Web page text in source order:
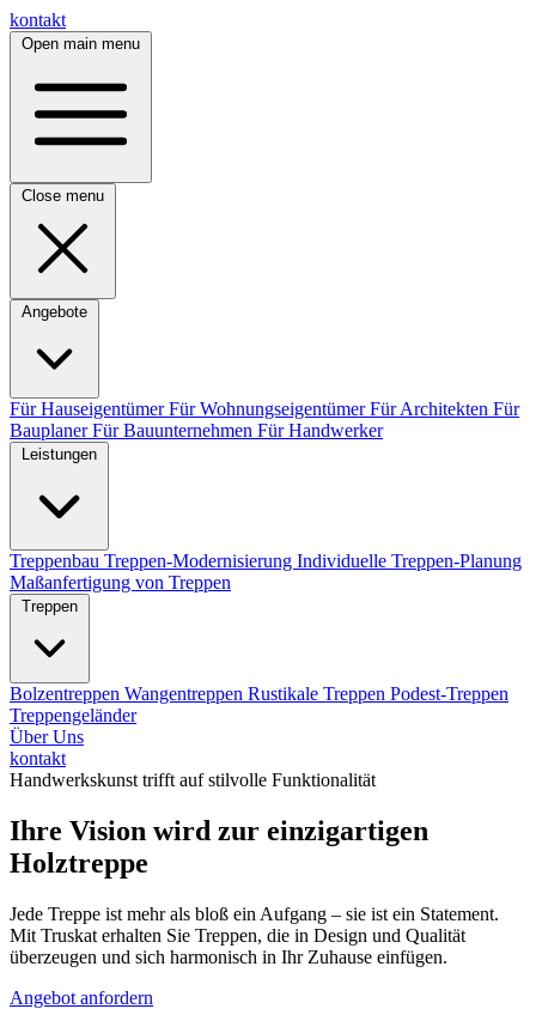
kontakt
Open main menu
Close menu
Angebote
Für HauseigentümerFür WohnungseigentümerFür Architekten Für
BauplanerFür Bauunternehmen Für Handwerker
Leistungen
Treppenbau Treppen-Modernisierung Individuelle Treppen-Planung
Maßanfertigung von Treppen
Treppen
Bolzentreppen Wangentreppen Rustikale Treppen Podest-Treppen
Treppengeländer
Über Uns
kontakt
Handwerkskunst trifft auf stilvolle Funktionalität
Ihre Vision wird zur einzigartigen
Holztreppe
Jede Treppe ist mehr als bloß ein Aufgang – sie ist ein Statement.
Mit Truskat erhalten Sie Treppen, die in Design und Qualität
überzeugen und sich harmonisch in Ihr Zuhause einfügen.
Angebot anfordern